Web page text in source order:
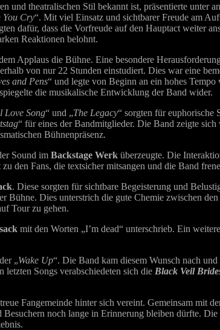
theatralischen Stil bekannt ist, präsentierte unter
You Cry“. Mit viel Einsatz und sichtbarer Freude am
dafür, dass die Vorfreude auf den Hauptact weiter
Reaktionen belohnt.
Applaus die Bühne. Eine besondere
von nur 22 Stunden einstudiert. Dies war eine
and Pens“ und legte von Beginn an ein hohes Tempo
die musikalische Entwicklung der Band wider.
Love Song“ und „The Legacy“ sorgten für euphorische
“ für eines der Bandmitglieder. Die Band zeigte sich
Bühnenpräsenz.
Sound im Backstage Werk überzeugte. Die
den Fans, die textsicher mitsangen und die Band
. Diese sorgten für sichtbare Begeisterung und
Bühne. Dies unterstrich die gute Chemie zwischen
Tour zu gehen.
mit den Worten „I’m dead“ unterschrieb. Ein
„Wake Up“. Die Band kam diesem Wunsch nach
letzten Songs verabschiedeten sich die Black Veil
Fangemeinde hinter sich vereint. Gemeinsam mit
noch lange in Erinnerung bleiben dürfte.